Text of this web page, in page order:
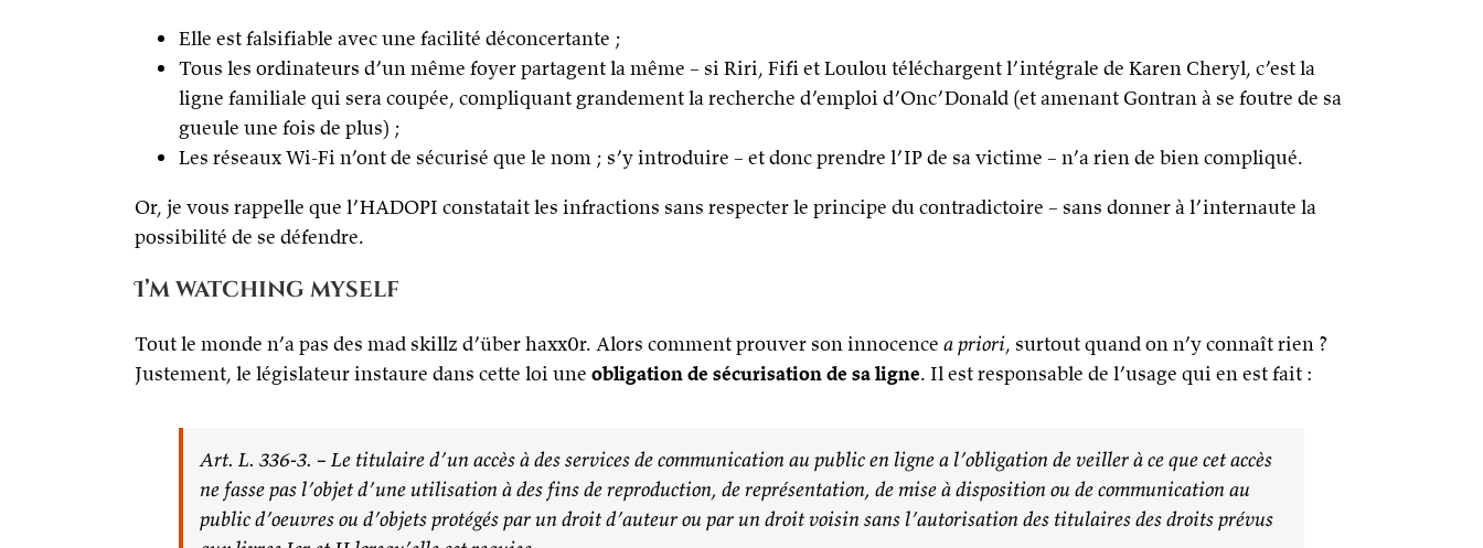
Elle est falsifiable avec une facilité déconcertante ;
Tous les ordinateurs d’un même foyer partagent la même – si Riri, Fifi et Loulou téléchargent l’intégrale de Karen Cheryl, c’est la
ligne familiale qui sera coupée, compliquant grandement la recherche d’emploi d’Onc’Donald (et amenant Gontran à se foutre de sa
gueule une fois de plus) ;
Les réseaux Wi-Fi n’ont de sécurisé que le nom ; s’y introduire – et donc prendre l’IP de sa victime – n’a rien de bien compliqué.
Or, je vous rappelle que l’HADOPI constatait les infractions sans respecter le principe du contradictoire – sans donner à l’internaute la
possibilité de se défendre.
I’m watching myself
Tout le monde n’a pas des mad skillz d’über haxx0r. Alors comment prouver son innocence a priori, surtout quand on n’y connaît rien ?
Justement, le législateur instaure dans cette loi une obligation de sécurisation de sa ligne. Il est responsable de l’usage qui en est fait :
Art. L. 336-3. – Le titulaire d’un accès à des services de communication au public en ligne a l’obligation de veiller à ce que cet accès
ne fasse pas l’objet d’une utilisation à des fins de reproduction, de représentation, de mise à disposition ou de communication au
public d’oeuvres ou d’objets protégés par un droit d’auteur ou par un droit voisin sans l’autorisation des titulaires des droits prévus